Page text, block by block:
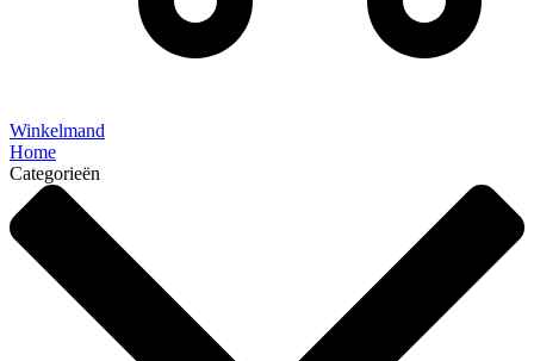
Winkelmand
Home
Categorieën